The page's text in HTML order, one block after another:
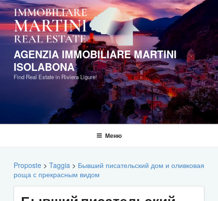
Перейти
к
содержимому
AGENZIA IMMOBILIARE MARTINI
ISOLABONA
Find Real Estate in Riviera Ligure!
Меню
Proposte > Taggia > Бывший писательский дом и оливковая
роща с прекрасным видом